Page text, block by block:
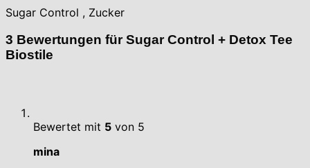
Sugar Control , Zucker
3 Bewertungen fürSugar Control + Detox Tee
Biostile
Bewertet mit 5 von 5
mina